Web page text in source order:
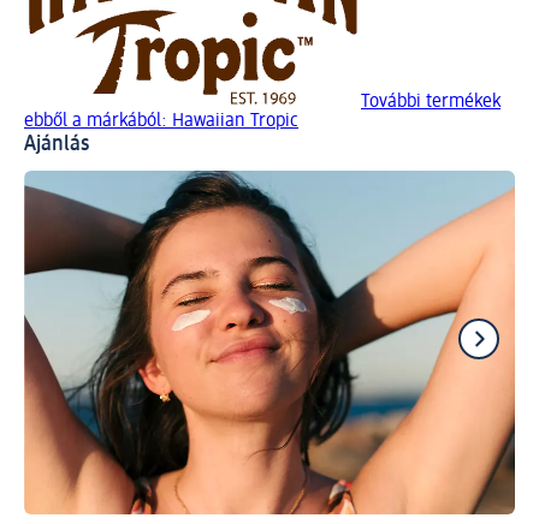
További termékek
ebből a márkából: Hawaiian Tropic
Ajánlás